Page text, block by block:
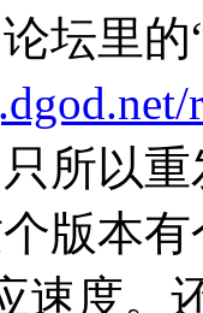
坛里
所以
版本
速度。